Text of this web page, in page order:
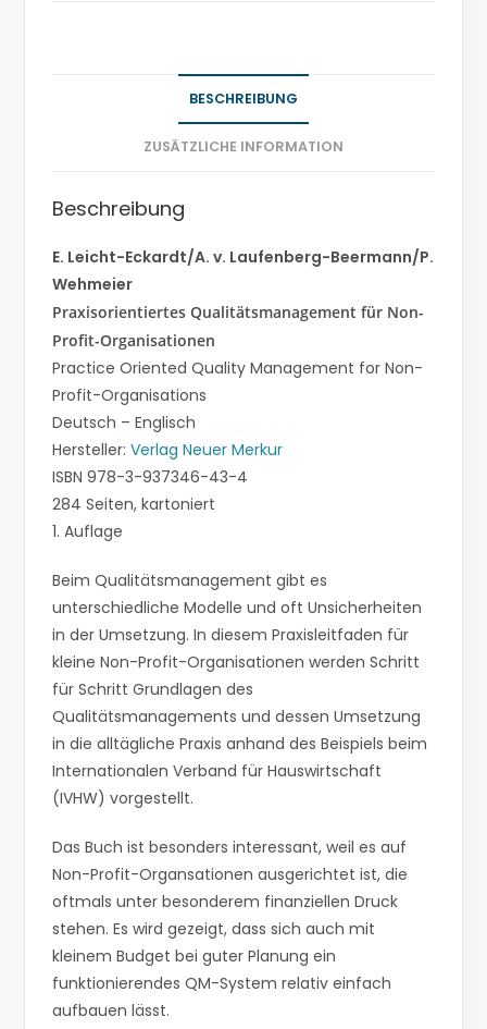
BESCHREIBUNG
ZUSÄTZLICHE INFORMATION
Beschreibung
E. Leicht-Eckardt/A. v. Laufenberg-Beermann/P.
Wehmeier
Praxisorientiertes Qualitätsmanagement für Non-
Profit-Organisationen
Practice Oriented Quality Management for Non-
Profit-Organisations
Deutsch – Englisch
Hersteller:Verlag Neuer Merkur
ISBN 978-3-937346-43-4
284 Seiten, kartoniert
1. Auflage
Beim Qualitätsmanagement gibt es
unterschiedliche Modelle und oft Unsicherheiten
in der Umsetzung. In diesem Praxisleitfaden für
kleine Non-Profit-Organisationen werden Schritt
für Schritt Grundlagen des
Qualitätsmanagements und dessen Umsetzung
in die alltägliche Praxis anhand des Beispiels beim
Internationalen Verband für Hauswirtschaft
(IVHW) vorgestellt.
Das Buch ist besonders interessant, weil es auf
Non-Profit-Organsationen ausgerichtet ist, die
oftmals unter besonderem finanziellen Druck
stehen. Es wird gezeigt, dass sich auch mit
kleinem Budget bei guter Planung ein
funktionierendes QM-System relativ einfach
aufbauen lässt.